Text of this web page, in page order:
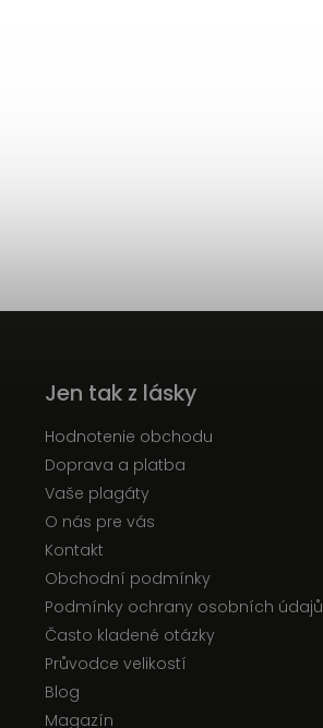
Jen tak z lásky
Hodnotenie obchodu
Doprava a platba
Vaše plagáty
O nás pre vás
Kontakt
Obchodní podmínky
Podmínky ochrany osobních údajů
Často kladené otázky
Průvodce velikostí
Blog
Magazín